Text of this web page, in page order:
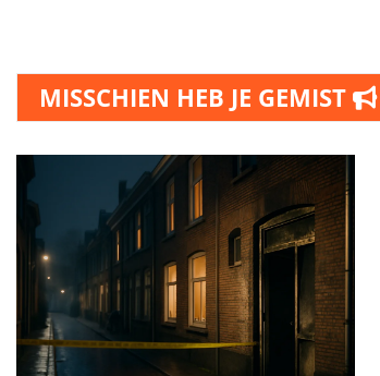
MISSCHIEN HEB JE GEMIST